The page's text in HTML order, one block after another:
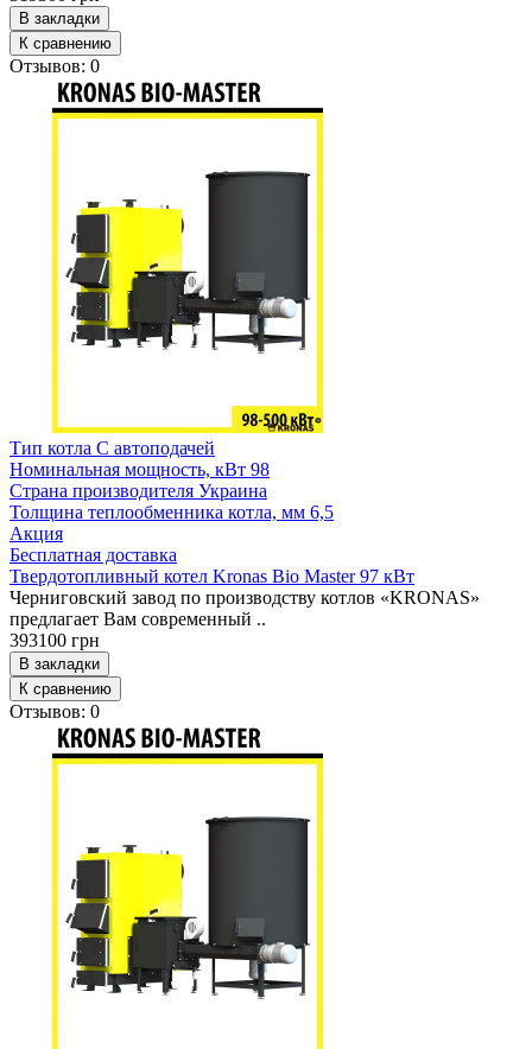
В закладки
К сравнению
Отзывов: 0
Тип котла С автоподачей
Номинальная мощность, кВт 98
Страна производителя Украина
Толщина теплообменника котла, мм 6,5
Акция
Бесплатная доставка
Твердотопливный котел Kronas Bio Master 97 кВт
Черниговский завод по производству котлов «KRONAS»
предлагает Вам современный ..
393100 грн
В закладки
К сравнению
Отзывов: 0